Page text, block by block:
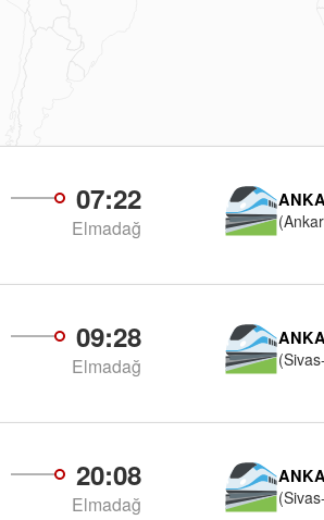
07:22
Elmadağ
09:28
Elmadağ
20:08
Elmadağ